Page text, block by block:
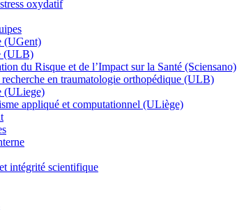
oxydatif
(UGent)
(ULB)
du Risque et de l’Impact sur la Santé (Sciensano)
en traumatologie orthopédique (ULB)
(ULiege)
appliqué et computationnel (ULiège)
intégrité scientifique